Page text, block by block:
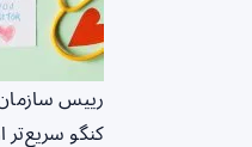
رییس
کنگو